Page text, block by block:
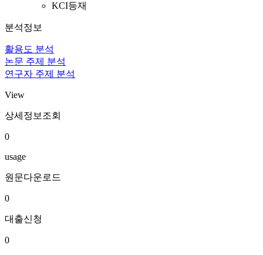
KCI등재
분석정보
활용도 분석
논문 주제 분석
연구자 주제 분석
View
상세정보조회
0
usage
원문다운로드
0
대출신청
0